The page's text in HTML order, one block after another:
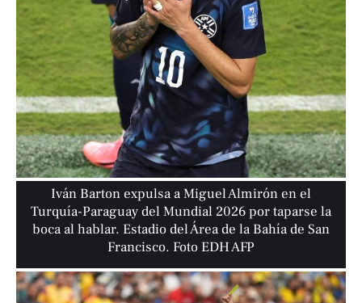
Iván Barton expulsa a Miguel Almirón en el
Turquía-Paraguay del Mundial 2026 por taparse la
boca al hablar. Estadio del Área de la Bahía de San
Francisco. Foto EDH AFP